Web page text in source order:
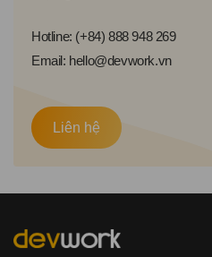
Hotline: (+84) 888 948 269
Email: hello@devwork.vn
Liên hệ